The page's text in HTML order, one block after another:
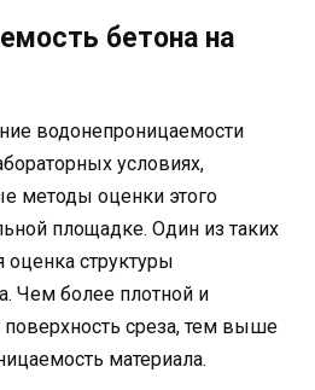
бетона на
водонепроницаемости
условиях,
методы оценки этого
площадке. Один из таких
структуры
Чем более плотной и
среза, тем выше
материала.